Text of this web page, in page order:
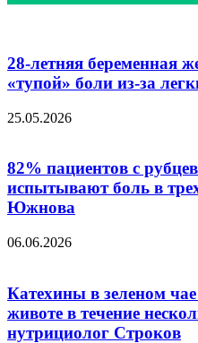
28-летняя беременная
«тупой» боли из-за
25.05.2026
82% пациентов с
испытывают боль в
Южнова
06.06.2026
Катехины в зеленом
животе в течение
нутрициолог Строков